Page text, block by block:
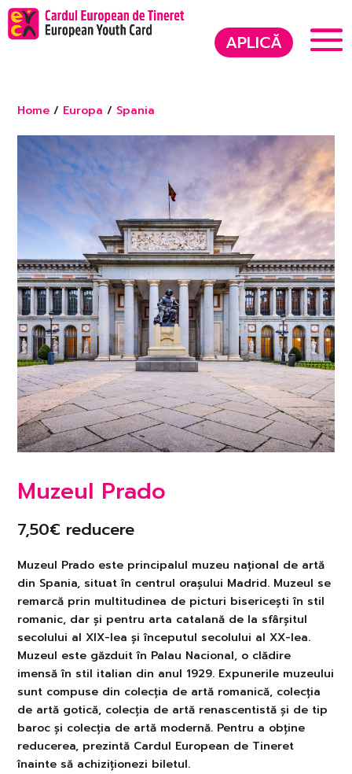
APLICĂ
Home / Europa / Spania
Muzeul Prado
7,50€ reducere
Muzeul Prado este principalul muzeu național de artă
din Spania, situat în centrul orașului Madrid. Muzeul se
remarcă prin multitudinea de picturi bisericești în stil
romanic, dar și pentru arta catalană de la sfârșitul
secolului al XIX-lea și începutul secolului al XX-lea.
Muzeul este găzduit în Palau Nacional, o clădire
imensă în stil italian din anul 1929. Expunerile muzeului
sunt compuse din colecția de artă romanică, colecția
de artă gotică, colecția de artă renascentistă și de tip
baroc și colecția de artă modernă. Pentru a obține
reducerea, prezintă Cardul European de Tineret
înainte să achiziționezi biletul.